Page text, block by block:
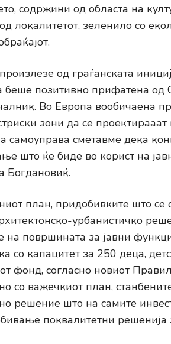
содржини од областа на
локалитетот, зеленило со
од граѓанската
беше позитивно прифатена
Во Европа вообичаена
зони да се проектирааат
самоуправа сметавме дека
што ќе биде во корист на
Богдановиќ.
план, придобивките што се
урбанистичко
на површината за јавни
со капацитет за 250 деца,
фонд, согласно новиот
со важечкиот план,
решение што на самите
поквалитетни решенија